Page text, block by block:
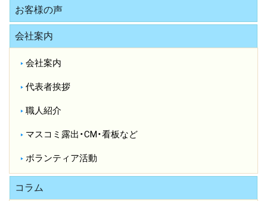
お客様の声
会社案内
会社案内
代表者挨拶
職人紹介
マスコミ露出・CM・看板など
ボランティア活動
コラム